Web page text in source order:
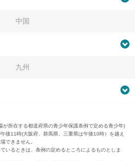
中国
九州
所在する都道府県の青少年保護条例で定める青少年)
後11時(大阪府、群馬県、三重県は午後10時）を越え
できません。
いるときは、条例の定めるところによるものとしま